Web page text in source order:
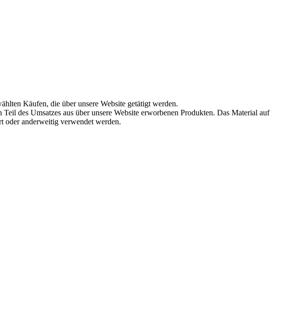
Käufen, die über unsere Website getätigt werden.
des Umsatzes aus über unsere Website erworbenen Produkten. Das Material auf
oder anderweitig verwendet werden.